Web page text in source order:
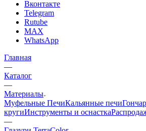
Вконтакте
Telegram
Rutube
MAX
WhatsApp
Главная
—
Каталог
—
Материалы
Муфельные ПечиКальянные печи
кругиИнструменты и оснастка
—